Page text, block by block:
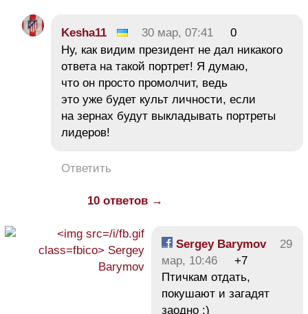
Kesha11 30 мар, 07:41
0
Ну, как видим президент не дал никакого
ответа на такой портрет! Я думаю,
что он просто промолчит, ведь
это уже будет культ личности, если
на зернах будут выкладывать портреты
лидеров!
Ответить
10 ответов →
Sergey Barymov
29
мар, 10:46
+7
Птичкам отдать,
покушают и загадят
заодно :)